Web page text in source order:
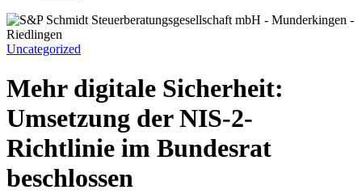
Uncategorized
Mehr digitale Sicherheit:
Umsetzung der NIS-2-
Richtlinie im Bundesrat
beschlossen